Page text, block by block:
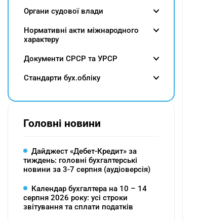
Органи судової влади
Нормативні акти міжнародного
характеру
Документи СРСР та УРСР
Cтандарти бух.обліку
Головні новини
Дайджест «Дебет-Кредит» за
тиждень: головні бухгалтерські
новини за 3-7 серпня (аудіоверсія)
Календар бухгалтера на 10 – 14
серпня 2026 року: усі строки
звітування та сплати податків